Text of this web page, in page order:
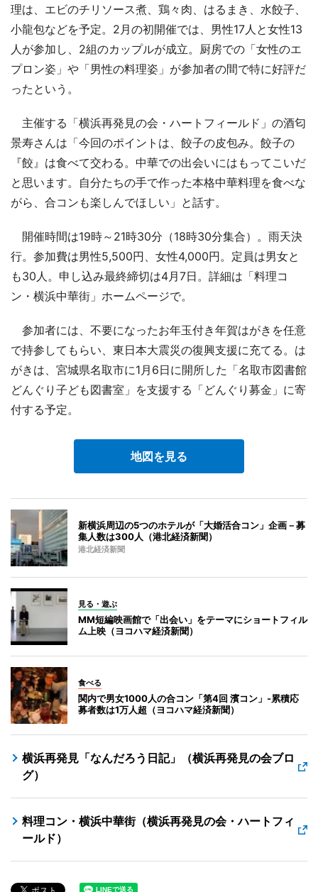
理は、エビのチリソース煮、鶏々肉、はるまき、水餃子、
小龍包などを予定。2月の初開催では、男性17人と女性13
人が参加し、2組のカップルが成立。厨房での「女性のエ
プロン姿」や「男性の料理姿」が参加者の間で特に好評だ
ったという。
主催する「横浜再発見の会・ハートフィールド」の酒匂
景寿さんは「今回のポイントは、餃子の皮包み。餃子の
『餃』は食べて交わる。中華での出会いにはもってこいだ
と思います。自分たちの手で作った本格中華料理を食べな
がら、合コンも楽しんでほしい」と話す。
開催時間は19時～21時30分（18時30分集合）。雨天決
行。参加費は男性5,500円、女性4,000円。定員は男女と
も30人。申し込み最終締切は4月7日。詳細は「料理コ
ン・横浜中華街」ホームページで。
参加者には、不要になったお年玉付き年賀はがきを任意
で持参してもらい、東日本大震災の復興支援に充てる。は
がきは、宮城県名取市に1月6日に開所した「名取市図書館
どんぐり子ども図書室」を支援する「どんぐり募金」に寄
付する予定。
地図を見る
新横浜周辺の5つのホテルが「大婚活合コン」企画－募
集人数は300人（港北経済新聞）
港北経済新聞
見る・遊ぶ
MM短編映画館で「出会い」をテーマにショートフィル
ム上映（ヨコハマ経済新聞）
食べる
関内で男女1000人の合コン「第4回 濱コン」-累積応
募者数は1万人超（ヨコハマ経済新聞）
横浜再発見「なんだろう日記」（横浜再発見の会ブロ
グ）
料理コン・横浜中華街（横浜再発見の会・ハートフィ
ールド）